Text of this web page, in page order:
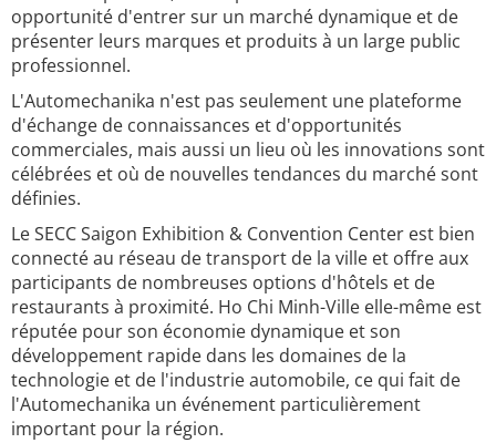
opportunité d'entrer sur un marché dynamique et de
présenter leurs marques et produits à un large public
professionnel.
L'Automechanika n'est pas seulement une plateforme
d'échange de connaissances et d'opportunités
commerciales, mais aussi un lieu où les innovations sont
célébrées et où de nouvelles tendances du marché sont
définies.
Le SECC Saigon Exhibition & Convention Center est bien
connecté au réseau de transport de la ville et offre aux
participants de nombreuses options d'hôtels et de
restaurants à proximité. Ho Chi Minh-Ville elle-même est
réputée pour son économie dynamique et son
développement rapide dans les domaines de la
technologie et de l'industrie automobile, ce qui fait de
l'Automechanika un événement particulièrement
important pour la région.